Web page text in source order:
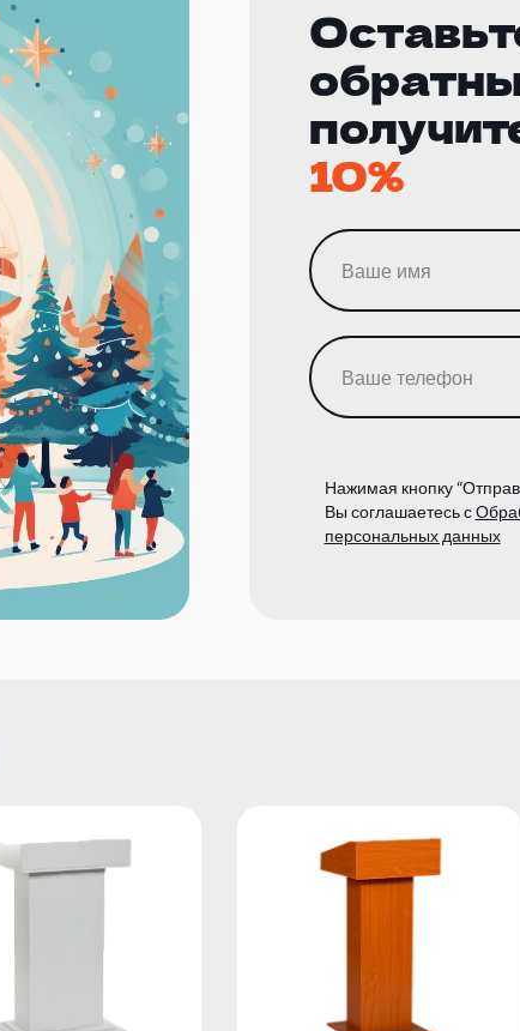
10%
Нажимая кнопку
Вы соглашаетесь с
персональных данных